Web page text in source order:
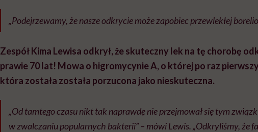
„Podejrzewamy, że nasze odkrycie może zapobiec przewlekłej
Zespół Kima Lewisa odkrył, że skuteczny lek na tę chorobę
prawie 70 lat! Mowa o higromycynie A, o której po raz
która została została porzucona jako nieskuteczna.
„Od tamtego czasu nikt tak naprawdę nie przejmował się tym
w zwalczaniu popularnych bakterii” – mówi Lewis. „Odkryliśmy, że